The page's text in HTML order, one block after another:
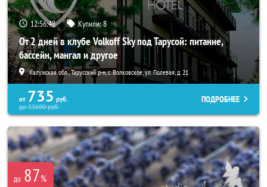
12:56:44 Купили:8
От 2 дней в клубе Volkoff Sky под Тарусой: питание,
бассейн, мангал и другое
Калужская обл., Тарусский р-н, с. Волковское, ул. Полевая, д. 21
от 735 руб.
до33600руб.
ПОДРОБНЕЕ
до 87%